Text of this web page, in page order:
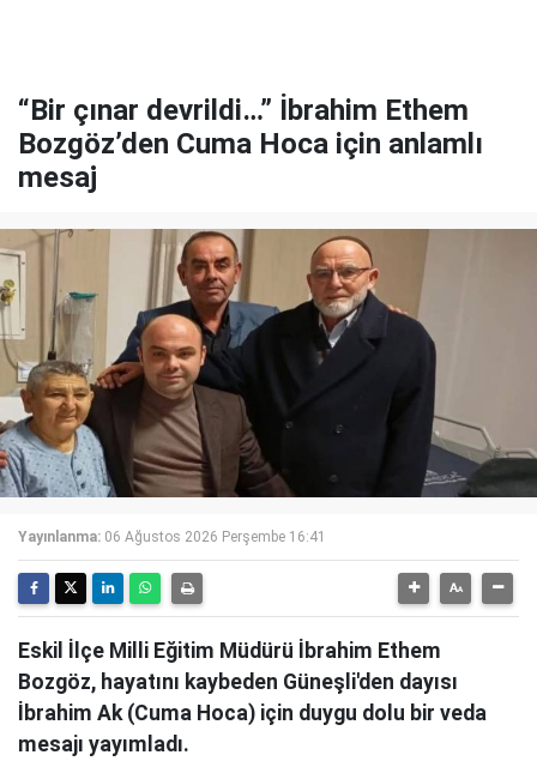
“Bir çınar devrildi…” İbrahim Ethem
Bozgöz’den Cuma Hoca için anlamlı
mesaj
Yayınlanma: 06 Ağustos 2026 Perşembe 16:41
Eskil İlçe Milli Eğitim Müdürü İbrahim Ethem
Bozgöz, hayatını kaybeden Güneşli'den dayısı
İbrahim Ak (Cuma Hoca) için duygu dolu bir veda
mesajı yayımladı.